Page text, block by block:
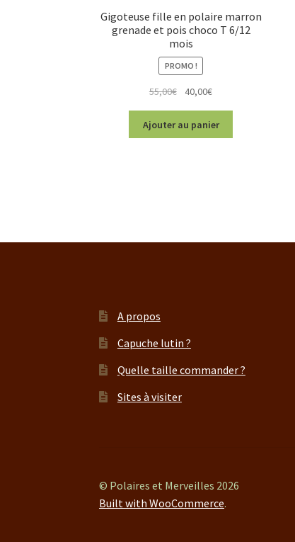
Gigoteuse fille en polaire marron
grenade et pois choco T 6/12
mois
PROMO !
55,00€
Le
initial
était :
40,00€Le
actuel
est :
Ajouter au panier
A propos
Capuche lutin ?
Quelle taille commander ?
Sites à visiter
© Polaires et Merveilles 2026
Built with WooCommerce.